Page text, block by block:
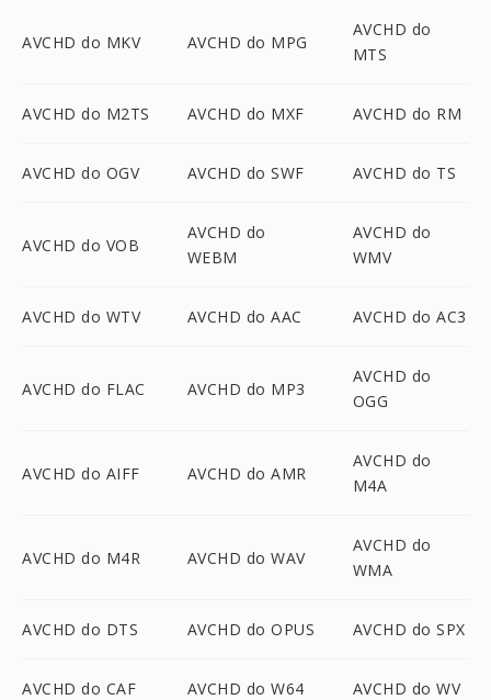
AVCHD do MKV AVCHD do MPG
AVCHD do
MTS
AVCHD do M2TS AVCHD do MXF AVCHD do RM
AVCHD do OGV AVCHD do SWF AVCHD do TS
AVCHD do VOB
AVCHD do
WEBM
AVCHD do
WMV
AVCHD do WTV AVCHD do AAC AVCHD do AC3
AVCHD do FLAC AVCHD do MP3
AVCHD do
OGG
AVCHD do AIFF AVCHD do AMR
AVCHD do
M4A
AVCHD do M4R AVCHD do WAV
AVCHD do
WMA
AVCHD do DTS AVCHD do OPUS AVCHD do SPX
AVCHD do CAF AVCHD do W64 AVCHD do WV